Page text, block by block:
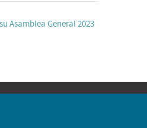
Asamblea General 2023